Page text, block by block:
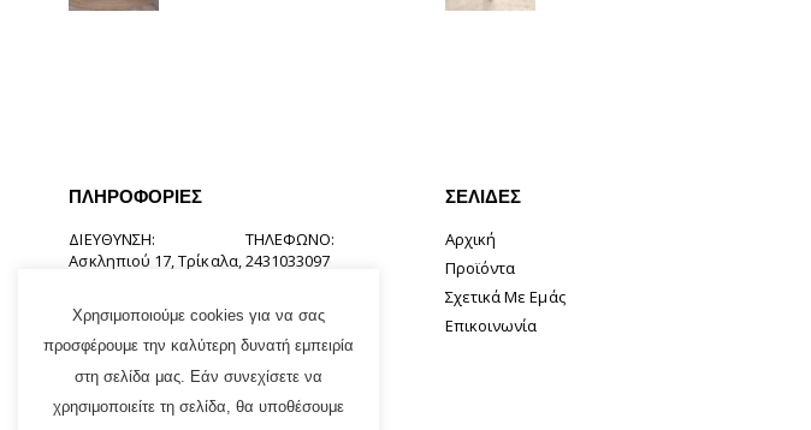
ΠΛΗΡΟΦΟΡΊΕΣ
ΔΙΕΎΘΥΝΣΗ:
Ασκληπιού 17, Τρίκαλα,
ΤΗΛΈΦΩΝΟ:
2431033097
EMAIL:
info@tsirogiannishome.gr
ΣΕΛΊΔΕΣ
Αρχική
Προϊόντα
Σχετικά Με Εμάς
Επικοινωνία
Χρησιμοποιούμε cookies για να σας
προσφέρουμε την καλύτερη δυνατή εμπειρία
στη σελίδα μας. Εάν συνεχίσετε να
χρησιμοποιείτε τη σελίδα, θα υποθέσουμε